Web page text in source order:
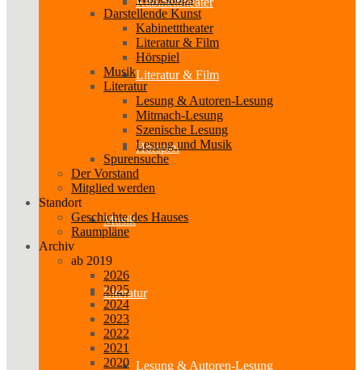
Literatur & Film
Hörspiel
Musik
Literatur
Lesung & Autoren-Lesung
Darstellende Kunst
Kabinetttheater
Literatur & Film
Hörspiel
Musik
Literatur
Lesung & Autoren-Lesung
Mitmach-Lesung
Szenische Lesung
Lesung und Musik
Spurensuche
Der Vorstand
Mitglied werden
Standort
Geschichte des Hauses
Raumpläne
Archiv
ab 2019
2026
2025
2024
2023
2022
2021
2020